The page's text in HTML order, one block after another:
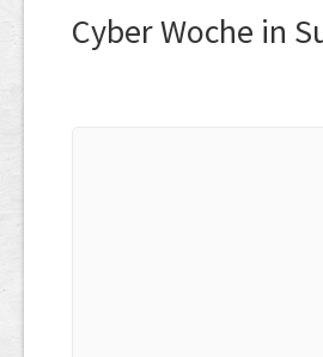
Cyber Woche in